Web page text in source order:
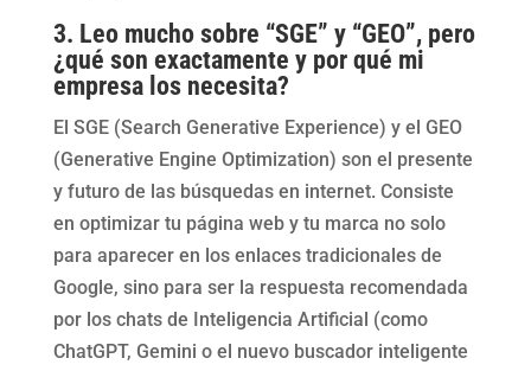
3. Leo mucho sobre “SGE” y “GEO”, pero
¿qué son exactamente y por qué mi
empresa los necesita?
El SGE (Search Generative Experience) y el GEO
(Generative Engine Optimization) son el presente
y futuro de las búsquedas en internet. Consiste
en optimizar tu página web y tu marca no solo
para aparecer en los enlaces tradicionales de
Google, sino para ser la respuesta recomendada
por los chats de Inteligencia Artificial (como
ChatGPT, Gemini o el nuevo buscador inteligente